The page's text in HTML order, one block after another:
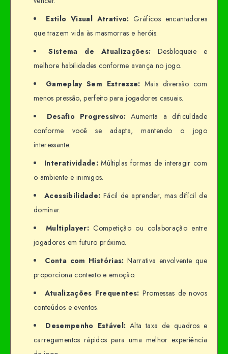
Estilo Visual Atrativo: Gráficos encantadores
que trazem vida às masmorras e heróis.
Sistema de Atualizações: Desbloqueie e
melhore habilidades conforme avança no jogo.
Gameplay Sem Estresse: Mais diversão com
menos pressão, perfeito para jogadores casuais.
Desafio Progressivo: Aumenta a dificuldade
conforme você se adapta, mantendo o jogo
interessante.
Interatividade: Múltiplas formas de interagir com
o ambiente e inimigos.
Acessibilidade: Fácil de aprender, mas difícil de
dominar.
Multiplayer: Competição ou colaboração entre
jogadores em futuro próximo.
Conta com Histórias: Narrativa envolvente que
proporciona contexto e emoção.
Atualizações Frequentes: Promessas de novos
conteúdos e eventos.
Desempenho Estável: Alta taxa de quadros e
carregamentos rápidos para uma melhor experiência